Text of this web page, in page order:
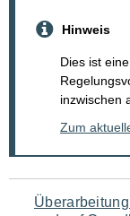
Hinweis
Dies ist
inzwischen
Zum